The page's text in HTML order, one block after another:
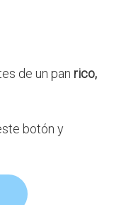
de un pan rico,
botón y